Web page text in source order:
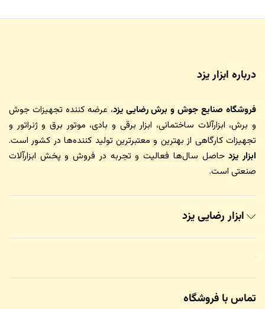
درباره ابزار یزد
فروشگاه صنایع جوش و برش رضایی یزد، عرضه کننده تجهیزات جوش
و برش، ابزارآلات ساختمانی، ابزار برقی و بادی، موتور برق و ژنراتور و
تجهیزات کارگاهی از بهترین و معتبرترین تولید کننده‌ها در کشور است.
ابزار یزدحاصل سال‌ها فعالیت و تجربه در فروش و پخش ابزارآلات
صنعتی است.
ابزار رضایی یزد
تماس با فروشگاه